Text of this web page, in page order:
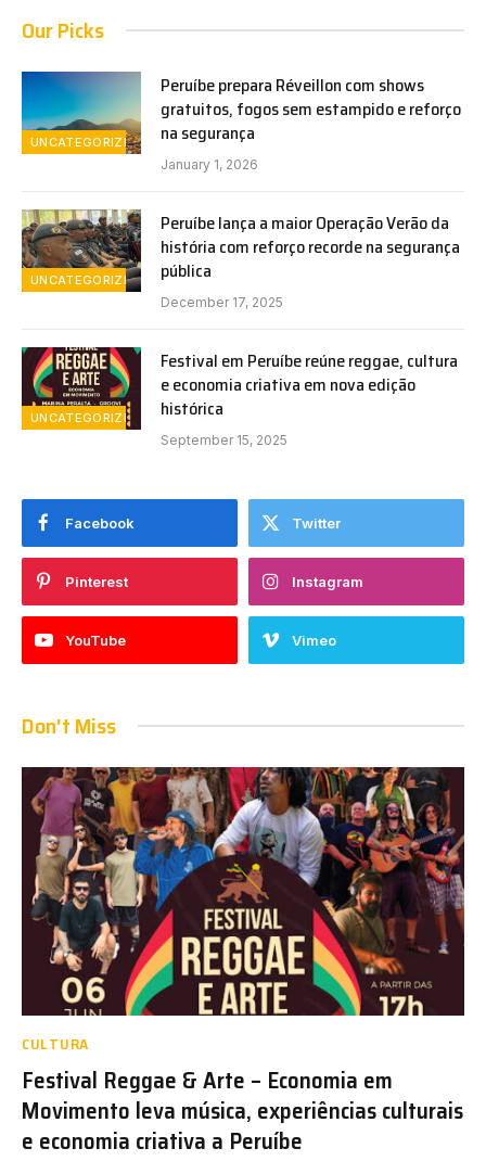
Our Picks
UNCATEGORIZED
Peruíbe prepara Réveillon com shows
gratuitos, fogos sem estampido e reforço
na segurança
January 1, 2026
UNCATEGORIZED
Peruíbe lança a maior Operação Verão da
história com reforço recorde na segurança
pública
December 17, 2025
UNCATEGORIZED
Festival em Peruíbe reúne reggae, cultura
e economia criativa em nova edição
histórica
September 15, 2025
Facebook Twitter
Pinterest Instagram
YouTube Vimeo
Don't Miss
CULTURA
Festival Reggae & Arte – Economia em
Movimento leva música, experiências culturais
e economia criativa a Peruíbe